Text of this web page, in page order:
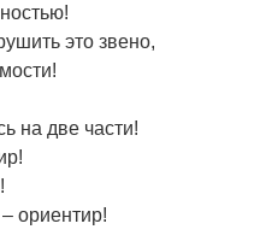
это звено,
на две части!
ориентир!